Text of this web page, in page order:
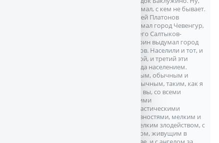
выдумал, с кем не бывает.
Андрей Платонов
выдумал город Чевенгур,
до него Салтыков-
Щедрин выдумал город
Глупов. Населили и тот, и
другой, и третий эти
города населением.
Разным, обычным и
необычным, таким, как я
и как вы, со всеми
нашими
фантастическими
условностями, мелким и
не мелким злодейством, с
чёртом, живущим в